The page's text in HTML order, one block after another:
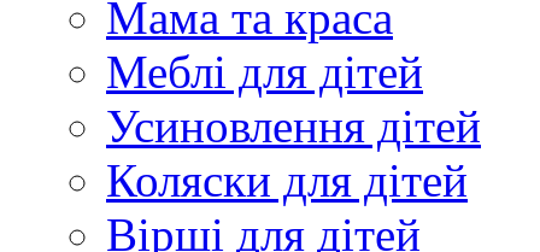
Мама та краса
Меблі для дітей
Усиновлення дітей
Коляски для дітей
Вірші для дітей